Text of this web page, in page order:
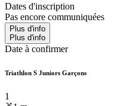
Dates d'inscription
Pas encore communiquées
Plus d'info
Plus d'info
Date à confirmer
Triathlon S Juniors Garçons
1